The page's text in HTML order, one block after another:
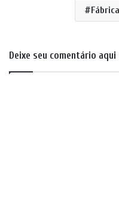
Fábrica
Deixe seu comentário aqui